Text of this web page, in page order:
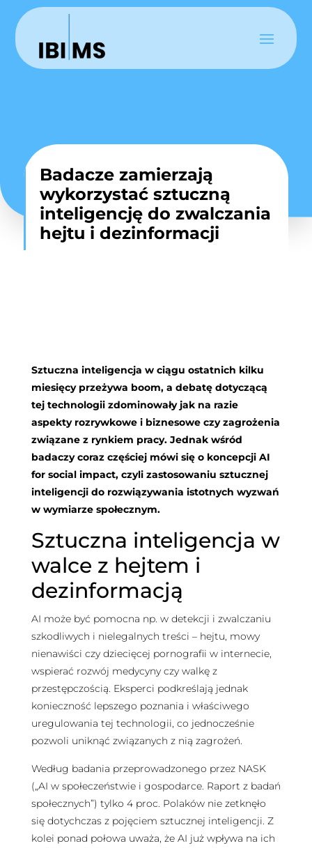
Badacze zamierzają
wykorzystać sztuczną
inteligencję do zwalczania
hejtu i dezinformacji
Sztuczna inteligencja w ciągu ostatnich kilku
miesięcy przeżywa boom, a debatę dotyczącą
tej technologii zdominowały jak na razie
aspekty rozrywkowe i biznesowe czy zagrożenia
związane z rynkiem pracy. Jednak wśród
badaczy coraz częściej mówi się o koncepcji AI
for social impact, czyli zastosowaniu sztucznej
inteligencji do rozwiązywania istotnych wyzwań
w wymiarze społecznym.
Sztuczna inteligencja w
walce z hejtem i
dezinformacją
AI może być pomocna np. w detekcji i zwalczaniu
szkodliwych i nielegalnych treści – hejtu, mowy
nienawiści czy dziecięcej pornografii w internecie,
wspierać rozwój medycyny czy walkę z
przestępczością. Eksperci podkreślają jednak
konieczność lepszego poznania i właściwego
uregulowania tej technologii, co jednocześnie
pozwoli uniknąć związanych z nią zagrożeń.
Według badania przeprowadzonego przez NASK
(„AI w społeczeństwie i gospodarce. Raport z badań
społecznych”) tylko 4 proc. Polaków nie zetknęło
się dotychczas z pojęciem sztucznej inteligencji. Z
kolei ponad połowa uważa, że AI już wpływa na ich